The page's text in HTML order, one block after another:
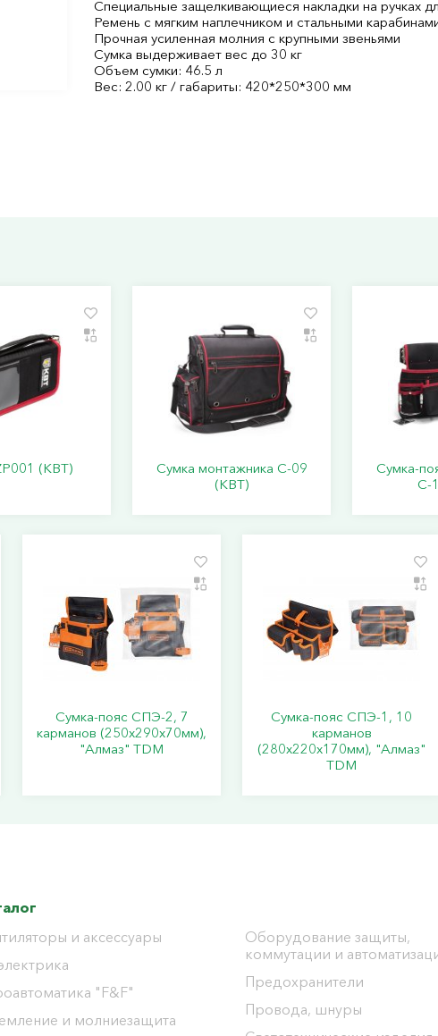
Специальные защелкивающиеся накладки на ручках
Ремень с мягким наплечником и стальными
Прочная усиленная молния с крупными звеньями
Сумка выдерживает вес до 30 кг
Объем сумки: 46.5 л
Вес: 2.00 кг / габариты: 420*250*300 мм
(КВТ)
Сумка монтажника С-09
(КВТ)
Сумка-
С-
Сумка-пояс СПЭ-2, 7
карманов (250х290х70мм),
"Алмаз" TDM
Сумка-пояс СПЭ-1, 10
карманов
(280х220х170мм), "Алмаз"
TDM
и аксессуары
"F&F"
и молниезащита
Оборудование защиты,
коммутации и
Предохранители
Провода, шнуры